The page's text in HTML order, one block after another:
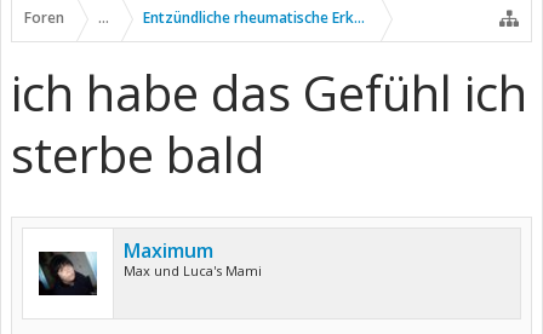
Foren ... Entzündliche rheumatische Erkrankungen
ich habe das Gefühl ich
sterbe bald
Maximum
Max und Luca's Mami